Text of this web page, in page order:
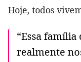
Hoje, todos
“Essa
realmente